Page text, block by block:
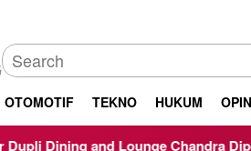
OTOMOTIF TEKNO HUKUM
Chandra Diperiksa Sebagai